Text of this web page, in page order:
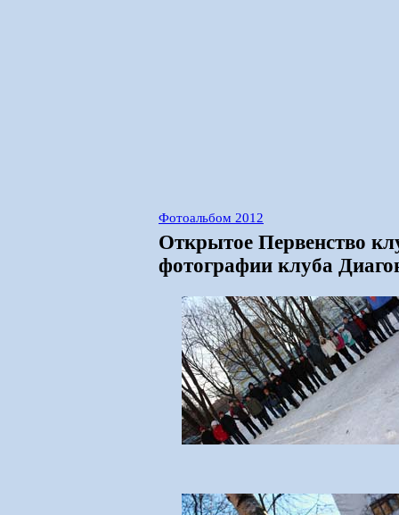
Фотоальбом 2012
Открытое Первенство
фотографии клуба